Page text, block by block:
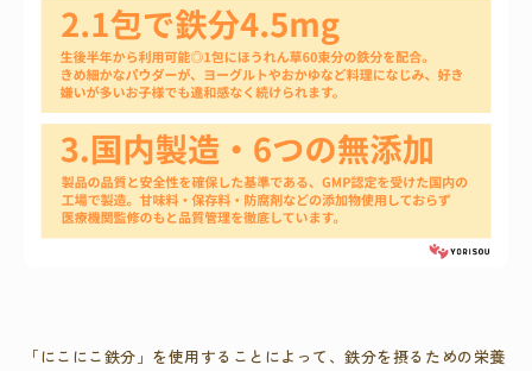
「にこにこ鉄分」を使用することによって、鉄分を摂るための栄養